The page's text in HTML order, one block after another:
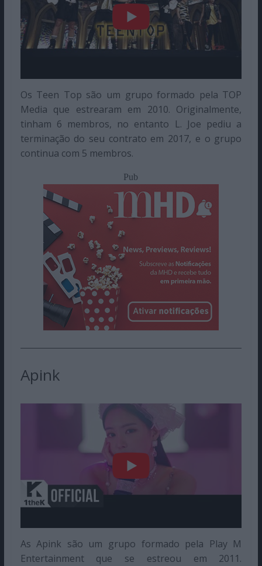
Os Teen Top são um grupo formado pela TOP
Media que estrearam em 2010. Originalmente,
tinham 6 membros, no entanto L. Joe pediu a
terminação do seu contrato em 2017, e o grupo
continua com 5 membros.
Pub
Apink
As Apink são um grupo formado pela Play M
Entertainment que se estreou em 2011.